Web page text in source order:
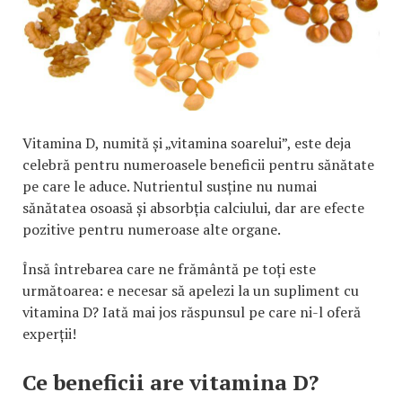
Vitamina D, numită și „vitamina soarelui”, este deja
celebră pentru numeroasele beneficii pentru sănătate
pe care le aduce. Nutrientul susține nu numai
sănătatea osoasă și absorbția calciului, dar are efecte
pozitive pentru numeroase alte organe.
Însă întrebarea care ne frământă pe toți este
următoarea: e necesar să apelezi la un supliment cu
vitamina D? Iată mai jos răspunsul pe care ni-l oferă
experții!
Ce beneficii are vitamina D?